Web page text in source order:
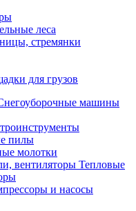
леса
стремянки
для грузов
машины
пилы
молотки
Тепловые
и насосы